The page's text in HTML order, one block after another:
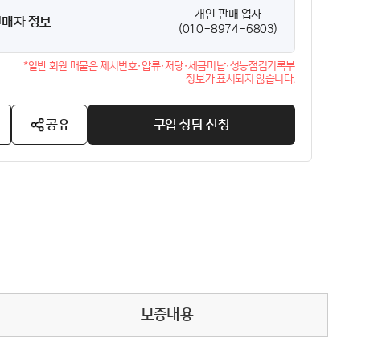
자 정보
개인 판매 업자
(010-8974-6803)
*일반 회원 매물은 제시번호·압류·저당·세금미납·성능점검기록부
정보가 표시되지 않습니다.
공유 구입 상담 신청
보증내용